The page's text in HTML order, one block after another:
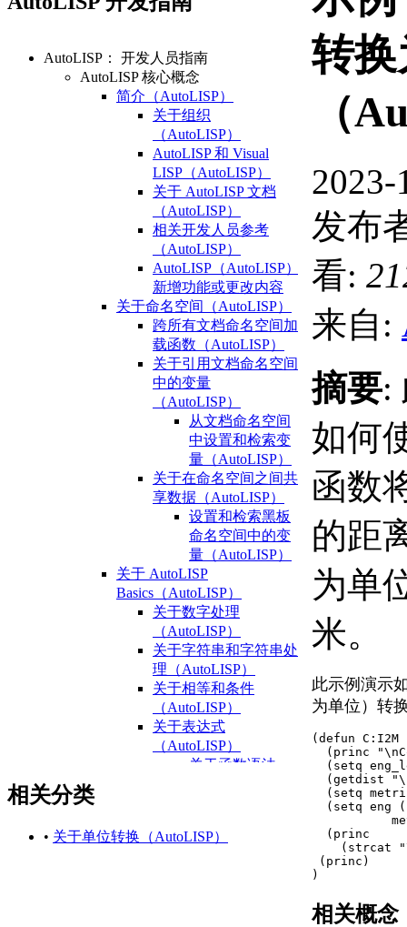
AutoLISP： 开发人员指南
AutoLISP 核心概念
简介（AutoLISP）
关于组织
（AutoLISP）
AutoLISP 和 Visual
LISP（AutoLISP）
关于 AutoLISP 文档
（AutoLISP）
相关开发人员参考
（AutoLISP）
AutoLISP（AutoLISP）
新增功能或更改内容
关于命名空间（AutoLISP）
跨所有文档命名空间加
载函数（AutoLISP）
关于引用文档命名空间
中的变量
（AutoLISP）
从文档命名空间
中设置和检索变
量（AutoLISP）
关于在命名空间之间共
享数据（AutoLISP）
设置和检索黑板
命名空间中的变
量（AutoLISP）
关于 AutoLISP
Basics（AutoLISP）
关于数字处理
（AutoLISP）
关于字符串和字符串处
理（AutoLISP）
关于相等和条件
（AutoLISP）
关于表达式
（AutoLISP）
关于函数语法
关于整数
相关分类
• 关于单位转换（AutoLISP）
转
（
2023-
发布
看:
来自:
摘要:
如何
函数
的距
为单
米。
此示例演示
为单位）转
(defun
(princ
(setq
(getdist
(setq
(setq eng
  (princ
(strcat
(princ)
)
相关概念